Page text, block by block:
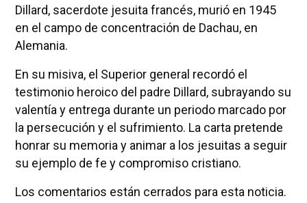
Dillard, sacerdote jesuita francés, murió en 1945
en el campo de concentración de Dachau, en
Alemania.
En su misiva, el Superior general recordó el
testimonio heroico del padre Dillard, subrayando su
valentía y entrega durante un periodo marcado por
la persecución y el sufrimiento. La carta pretende
honrar su memoria y animar a los jesuitas a seguir
su ejemplo de fe y compromiso cristiano.
Los comentarios están cerrados para esta noticia.